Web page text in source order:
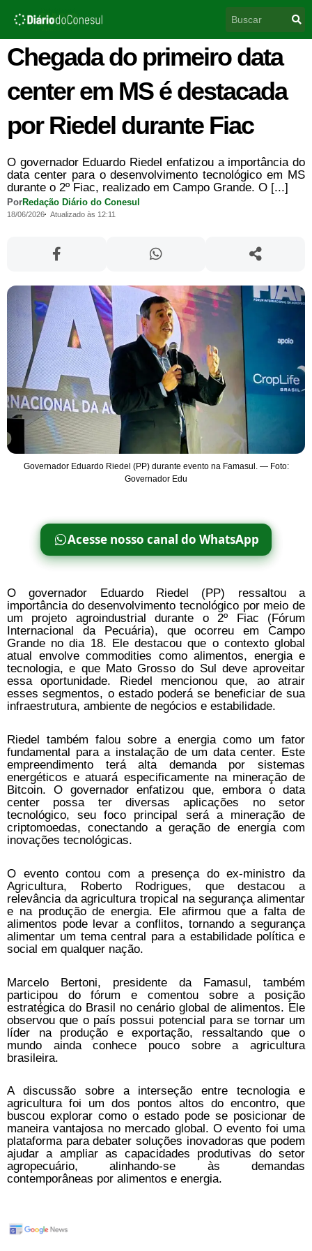
para
conteúdo
Chegada do primeiro data
center em MS é destacada
por Riedel durante Fiac
O governador Eduardo Riedel enfatizou a importância do
data center para o desenvolvimento tecnológico em MS
durante o 2º Fiac, realizado em Campo Grande. O [...]
PorRedação Diário do Conesul
18/06/2026 Atualizado às 12:11
Governador Eduardo Riedel (PP) durante evento na Famasul. — Foto:
Governador Edu
Acesse nosso canal do WhatsApp
O governador Eduardo Riedel (PP) ressaltou a
importância do desenvolvimento tecnológico por meio de
um projeto agroindustrial durante o 2º Fiac (Fórum
Internacional da Pecuária), que ocorreu em Campo
Grande no dia 18. Ele destacou que o contexto global
atual envolve commodities como alimentos, energia e
tecnologia, e que Mato Grosso do Sul deve aproveitar
essa oportunidade. Riedel mencionou que, ao atrair
esses segmentos, o estado poderá se beneficiar de sua
infraestrutura, ambiente de negócios e estabilidade.
Riedel também falou sobre a energia como um fator
fundamental para a instalação de um data center. Este
empreendimento terá alta demanda por sistemas
energéticos e atuará especificamente na mineração de
Bitcoin. O governador enfatizou que, embora o data
center possa ter diversas aplicações no setor
tecnológico, seu foco principal será a mineração de
criptomoedas, conectando a geração de energia com
inovações tecnológicas.
O evento contou com a presença do ex-ministro da
Agricultura, Roberto Rodrigues, que destacou a
relevância da agricultura tropical na segurança alimentar
e na produção de energia. Ele afirmou que a falta de
alimentos pode levar a conflitos, tornando a segurança
alimentar um tema central para a estabilidade política e
social em qualquer nação.
Marcelo Bertoni, presidente da Famasul, também
participou do fórum e comentou sobre a posição
estratégica do Brasil no cenário global de alimentos. Ele
observou que o país possui potencial para se tornar um
líder na produção e exportação, ressaltando que o
mundo ainda conhece pouco sobre a agricultura
brasileira.
A discussão sobre a interseção entre tecnologia e
agricultura foi um dos pontos altos do encontro, que
buscou explorar como o estado pode se posicionar de
maneira vantajosa no mercado global. O evento foi uma
plataforma para debater soluções inovadoras que podem
ajudar a ampliar as capacidades produtivas do setor
agropecuário, alinhando-se às demandas
contemporâneas por alimentos e energia.